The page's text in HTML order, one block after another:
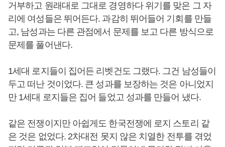
거부하고 원래대로 그대로 경영하다 위기를 맞은 그 자
리에 여성들은 뛰어든다. 과감히 뛰어들어 기회를 만들
고, 남성과는 다른 관점에서 문제를 보고 다른 방식으로
문제를 풀어낸다.
1세대 로지들이 집어든 리벳건도 그랬다. 그건 남성들이
두고 떠난 것이었다. 큰 성과를 보장하는 것은 아니었지
만 1세대 로지들은 집어 들었고 성과를 만들어 냈다.
같은 전쟁이지만 아쉽게도 한국전쟁에 로지 스토리 같
은 것은 없었다. 2차대전 못지 않은 치열한 전투를 겪었